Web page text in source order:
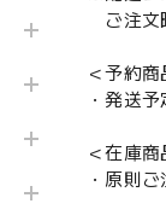
ご注文
＜予約商
・発送
＜在庫商
・原則